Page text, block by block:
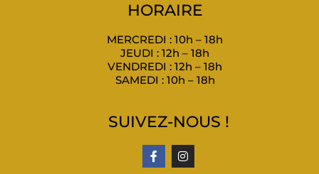
HORAIRE
MERCREDI : 10h – 18h
JEUDI : 12h – 18h
VENDREDI : 12h – 18h
SAMEDI : 10h – 18h
SUIVEZ-NOUS !